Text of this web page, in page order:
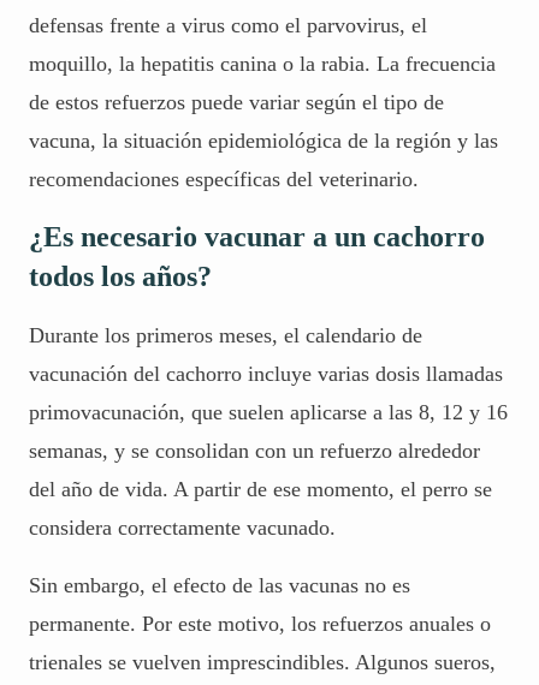
defensas frente a virus como el parvovirus, el
moquillo, la hepatitis canina o la rabia. La frecuencia
de estos refuerzos puede variar según el tipo de
vacuna, la situación epidemiológica de la región y las
recomendaciones específicas del veterinario.
¿Es necesario vacunar a un cachorro
todos los años?
Durante los primeros meses, el calendario de
vacunación del cachorro incluye varias dosis llamadas
primovacunación, que suelen aplicarse a las 8, 12 y 16
semanas, y se consolidan con un refuerzo alrededor
del año de vida. A partir de ese momento, el perro se
considera correctamente vacunado.
Sin embargo, el efecto de las vacunas no es
permanente. Por este motivo, los refuerzos anuales o
trienales se vuelven imprescindibles. Algunos sueros,